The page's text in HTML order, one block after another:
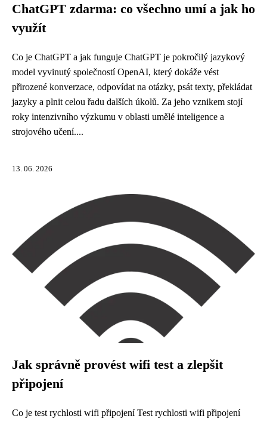
ChatGPT zdarma: co všechno umí a jak ho
využít
Co je ChatGPT a jak funguje ChatGPT je pokročilý jazykový
model vyvinutý společností OpenAI, který dokáže vést
přirozené konverzace, odpovídat na otázky, psát texty, překládat
jazyky a plnit celou řadu dalších úkolů. Za jeho vznikem stojí
roky intenzivního výzkumu v oblasti umělé inteligence a
strojového učení....
13. 06. 2026
Jak správně provést wifi test a zlepšit
připojení
Co je test rychlosti wifi připojení Test rychlosti wifi připojení